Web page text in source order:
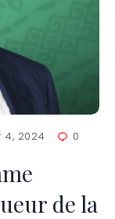
4, 2024 0
de la